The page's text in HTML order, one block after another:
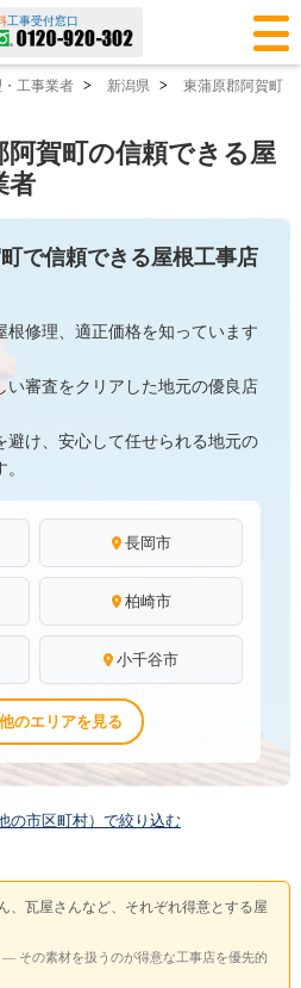
工事受付窓口
工事業者 > 新潟県 > 東蒲原郡阿賀町
阿賀町の信頼できる屋
者
で信頼できる屋根工事店
根修理、適正価格を知っています
い審査をクリアした地元の優良店
避け、安心して任せられる地元の
長岡市
柏崎市
小千谷市
のエリアを見る
の市区町村）で絞り込む
、瓦屋さんなど、それぞれ得意とする屋
― その素材を扱うのが得意な工事店を優先的